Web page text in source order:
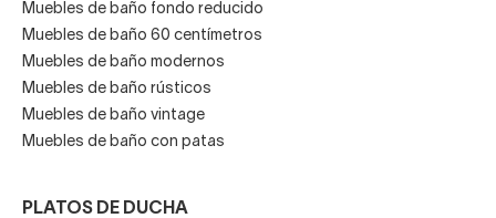
Muebles de baño fondo reducido
Muebles de baño 60 centímetros
Muebles de baño modernos
Muebles de baño rústicos
Muebles de baño vintage
Muebles de baño con patas
PLATOS DE DUCHA